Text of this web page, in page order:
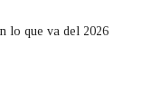
lo que va del 2026